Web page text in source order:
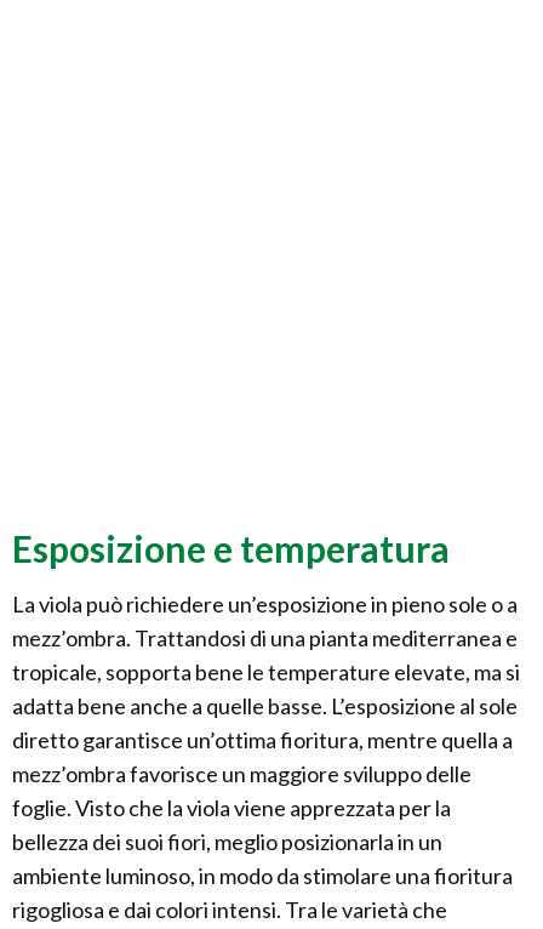
Esposizione e temperatura
La viola può richiedere un’esposizione in pieno sole o a
mezz’ombra. Trattandosi di una pianta mediterranea e
tropicale, sopporta bene le temperature elevate, ma si
adatta bene anche a quelle basse. L’esposizione al sole
diretto garantisce un’ottima fioritura, mentre quella a
mezz’ombra favorisce un maggiore sviluppo delle
foglie. Visto che la viola viene apprezzata per la
bellezza dei suoi fiori, meglio posizionarla in un
ambiente luminoso, in modo da stimolare una fioritura
rigogliosa e dai colori intensi. Tra le varietà che